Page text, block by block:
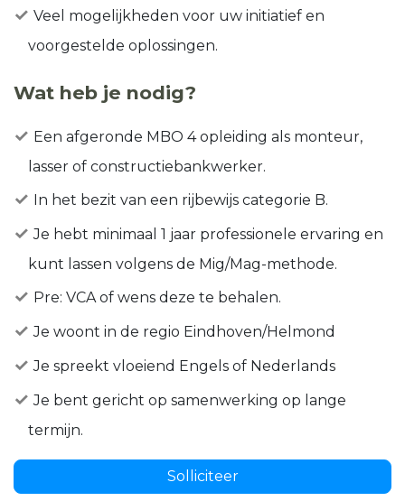
Veel mogelijkheden voor uw initiatief en
voorgestelde oplossingen.
Wat heb je nodig?
Een afgeronde MBO 4 opleiding als monteur,
lasser of constructiebankwerker.
In het bezit van een rijbewijs categorie B.
Je hebt minimaal 1 jaar professionele ervaring en
kunt lassen volgens de Mig/Mag-methode.
Pre: VCA of wens deze te behalen.
Je woont in de regio Eindhoven/Helmond
Je spreekt vloeiend Engels of Nederlands
Je bent gericht op samenwerking op lange
termijn.
Solliciteer